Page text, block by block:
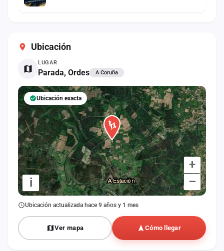
Ubicación
LUGAR
Parada, Ordes A Coruña
+
–
i
Ubicación exacta
Ubicación actualizada hace 9 años y 1 mes
Ver mapa Cómo llegar